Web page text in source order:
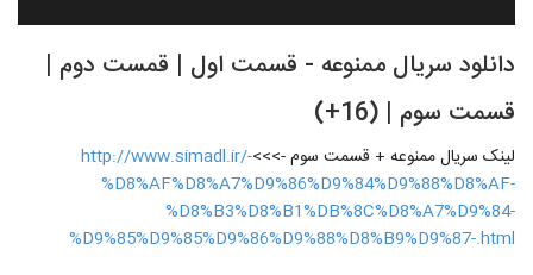
دانلود سریال ممنوعه - قسمت اول | قمست دوم |
قسمت سوم | (16+)
لینک سریال ممنوعه + قسمت سوم ->>>http://www.simadl.ir/-
%D8%AF%D8%A7%D9%86%D9%84%D9%88%D8%AF-
%D8%B3%D8%B1%DB%8C%D8%A7%D9%84-
%D9%85%D9%85%D9%86%D9%88%D8%B9%D9%87-.html